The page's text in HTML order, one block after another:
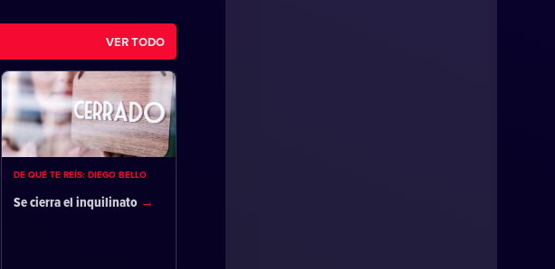
VER TODO
DE QUÉ TE REÍS: DIEGO BELLO
Se cierra el inquilinato